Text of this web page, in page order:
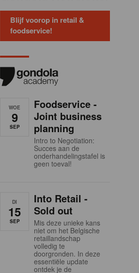
Blijf voorop in retail &
foodservice!
WOE
9
SEP
Foodservice -
Joint business
planning
Intro to Negotiation:
Succes aan de
onderhandelingstafel is
geen toeval!
DI
15
SEP
Into Retail -
Sold out
Mis deze unieke kans
niet om het Belgische
retaillandschap
volledig te
doorgronden. In deze
essentiële update
ontdek je de